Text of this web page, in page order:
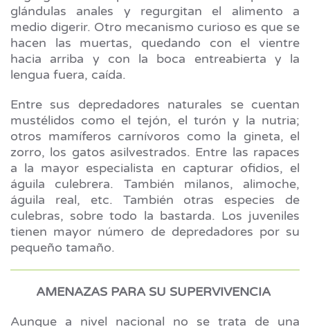
glándulas anales y regurgitan el alimento a
medio digerir. Otro mecanismo curioso es que se
hacen las muertas, quedando con el vientre
hacia arriba y con la boca entreabierta y la
lengua fuera, caída.
Entre sus depredadores naturales se cuentan
mustélidos como el tejón, el turón y la nutria;
otros mamíferos carnívoros como la gineta, el
zorro, los gatos asilvestrados. Entre las rapaces
a la mayor especialista en capturar ofidios, el
águila culebrera. También milanos, alimoche,
águila real, etc. También otras especies de
culebras, sobre todo la bastarda. Los juveniles
tienen mayor número de depredadores por su
pequeño tamaño.
AMENAZAS PARA SU SUPERVIVENCIA
Aunque a nivel nacional no se trata de una